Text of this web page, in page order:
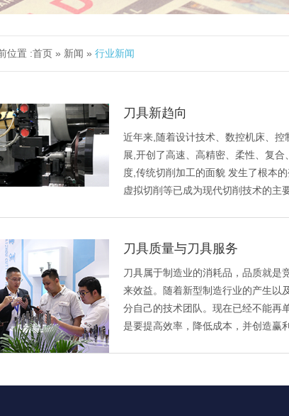
位置 :首页 » 新闻 » 行业新闻
刀具新趋向
近年来,随着设计技术、数控机床、
展,开创了高速、高精密、柔性、复
度,传统切削加工的面貌 发生了根本
虚拟切削等已成为现代切削技术的
刀具质量与刀具服务
刀具属于制造业的消耗品，品质就是
来效益。随着新型制造行业的产生以
分自己的技术团队。现在已经不能再
是要提高效率，降低成本，并创造